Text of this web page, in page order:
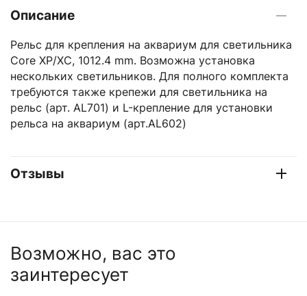
Описание
Рельс для крепления на аквариум для светильника
Core XP/XC, 1012.4 mm. Возможна установка
нескольких светильников. Для полного комплекта
требуются также крепежи для светильника на
рельс (арт. AL701) и L-крепление для установки
рельса на аквариум (арт.AL602)
Отзывы
Возможно, вас это
заинтересует